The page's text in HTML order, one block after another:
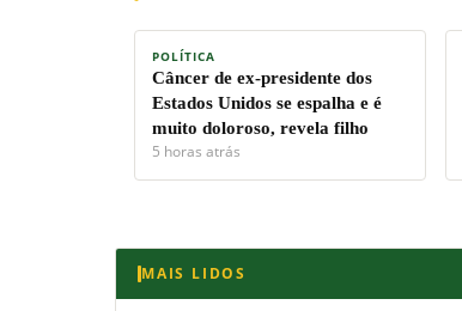
POLÍTICA
Câncer de ex-presidente dos
Estados Unidos se espalha e é
muito doloroso, revela filho
5 horas atrás
MAIS LIDOS